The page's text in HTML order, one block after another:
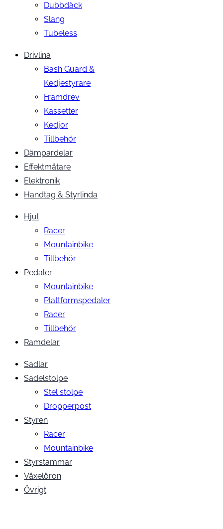
Dubbdäck
Slang
Tubeless
Drivlina
Bash Guard &
Kedjestyrare
Framdrev
Kassetter
Kedjor
Tillbehör
Dämpardelar
Effektmätare
Elektronik
Handtag & Styrlinda
Hjul
Racer
Mountainbike
Tillbehör
Pedaler
Mountainbike
Plattformspedaler
Racer
Tillbehör
Ramdelar
Sadlar
Sadelstolpe
Stel stolpe
Dropperpost
Styren
Racer
Mountainbike
Styrstammar
Växelöron
Övrigt